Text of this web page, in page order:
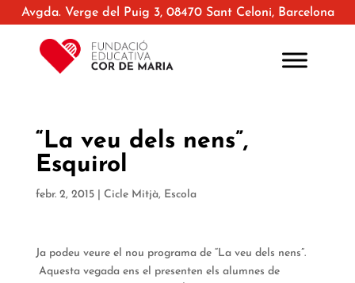
Avgda. Verge del Puig 3, 08470 Sant Celoni, Barcelona
“La veu dels nens”,
Esquirol
febr. 2, 2015| Cicle Mitjà, Escola
Ja podeu veure el nou programa de “La veu dels nens”.
Aquesta vegada ens el presenten els alumnes de